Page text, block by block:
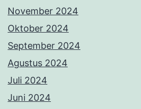
November 2024
Oktober 2024
September 2024
Agustus 2024
Juli 2024
Juni 2024